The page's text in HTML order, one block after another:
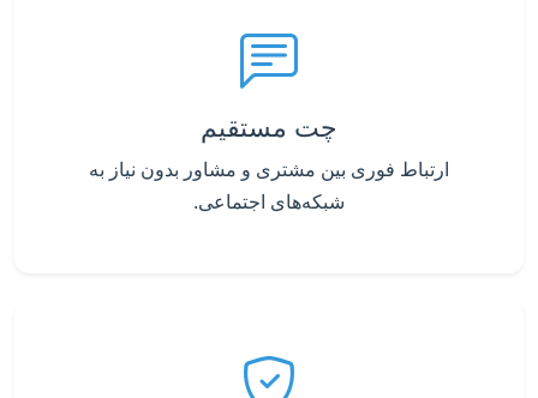
چت مستقیم
ارتباط فوری بین مشتری و مشاور بدون نیاز به
شبکه‌های اجتماعی.